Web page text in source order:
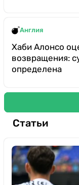
Англия
Хаби Алонсо
возвращения:
определена
Статьи